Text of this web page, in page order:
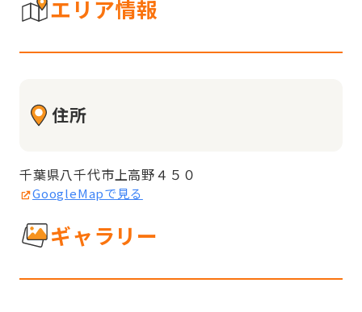
エリア情報
住所
千葉県八千代市上高野４５０
GoogleMapで見る
ギャラリー